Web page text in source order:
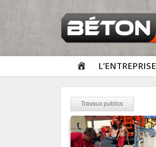
contenu
ACCUEIL
L’ENTREPRISE
Travaux publics